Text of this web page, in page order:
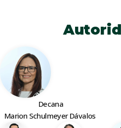
Decana
Marion Schulmeyer Dávalos